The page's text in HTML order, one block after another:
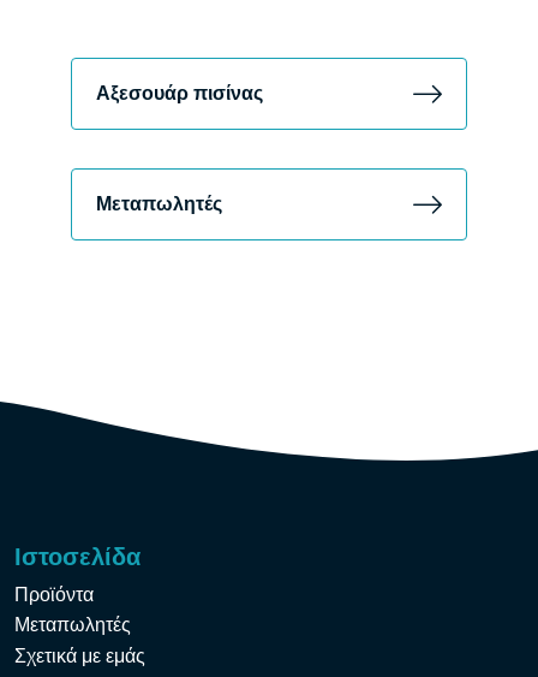
Αξεσουάρ πισίνας
Μεταπωλητές
Ιστοσελίδα
Προϊόντα
Μεταπωλητές
Σχετικά με εμάς